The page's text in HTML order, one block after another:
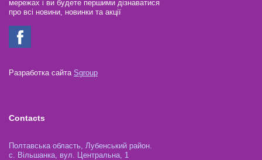
мережах і ви будете першими дізнаватися
про всі новини, новинки та акції
Разработка сайта Sgroup
Contacts
Полтавська область, Лубенський район.
с. Вільшанка, вул. Центральна, 1